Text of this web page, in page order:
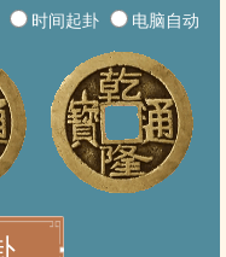
时间起卦 电脑自动